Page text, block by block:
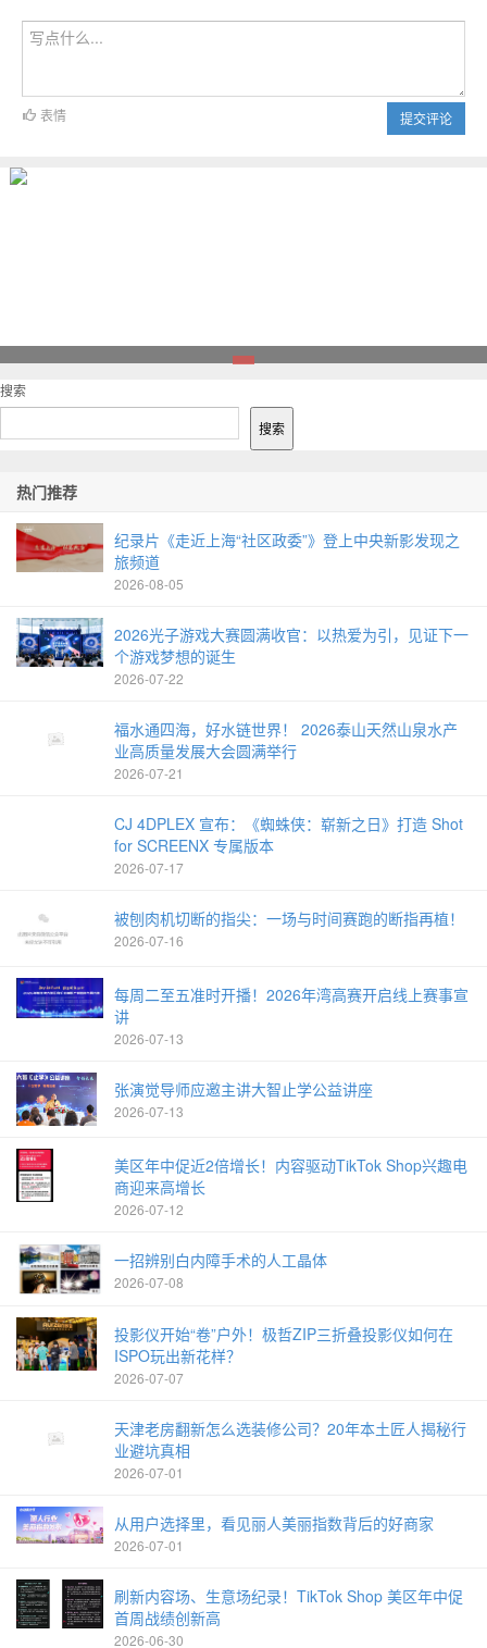
提交评论
表情
搜索
搜索
热门推荐
纪录片《走近上海“社区政委”》登上中央新影发现之
旅频道
2026-08-05
2026光子游戏大赛圆满收官：以热爱为引，见证下一
个游戏梦想的诞生
2026-07-22
福水通四海，好水链世界！ 2026泰山天然山泉水产
业高质量发展大会圆满举行
2026-07-21
CJ 4DPLEX 宣布：《蜘蛛侠：崭新之日》打造 Shot
for SCREENX 专属版本
2026-07-17
被刨肉机切断的指尖：一场与时间赛跑的断指再植！
2026-07-16
每周二至五准时开播！2026年湾高赛开启线上赛事宣
讲
2026-07-13
张演觉导师应邀主讲大智止学公益讲座
2026-07-13
美区年中促近2倍增长！内容驱动TikTok Shop兴趣电
商迎来高增长
2026-07-12
一招辨别白内障手术的人工晶体
2026-07-08
投影仪开始“卷”户外！极哲ZIP三折叠投影仪如何在
ISPO玩出新花样？
2026-07-07
天津老房翻新怎么选装修公司？20年本土匠人揭秘行
业避坑真相
2026-07-01
从用户选择里，看见丽人美丽指数背后的好商家
2026-07-01
刷新内容场、生意场纪录！TikTok Shop 美区年中促
首周战绩创新高
2026-06-30